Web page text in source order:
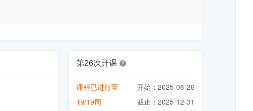
第26次开课
开始：2025-08-26
截止：2025-12-31
课程已进行至
19/19周